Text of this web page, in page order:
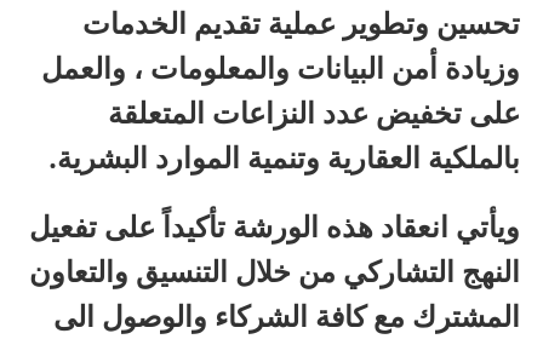
تحسين وتطوير عملية تقديم الخدمات
وزيادة أمن البيانات والمعلومات ، والعمل
على تخفيض عدد النزاعات المتعلقة
بالملكية العقارية وتنمية الموارد البشرية.
ويأتي انعقاد هذه الورشة تأكيداً على تفعيل
النهج التشاركي من خلال التنسيق والتعاون
المشترك مع كافة الشركاء والوصول الى